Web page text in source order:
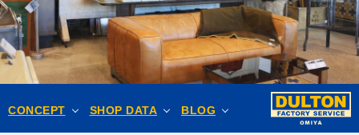
CONCEPT SHOP DATA BLOG